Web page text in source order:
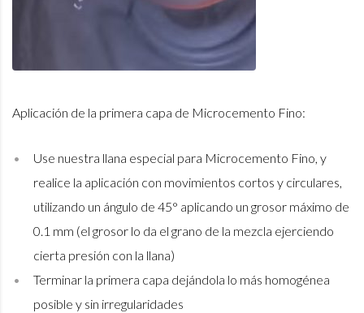
Aplicación de la primera capa de Microcemento Fino:
Use nuestra llana especial para Microcemento Fino, y
realice la aplicación con movimientos cortos y circulares,
utilizando un ángulo de 45° aplicando un grosor máximo de
0.1 mm (el grosor lo da el grano de la mezcla ejerciendo
cierta presión con la llana)
Terminar la primera capa dejándola lo más homogénea
posible y sin irregularidades